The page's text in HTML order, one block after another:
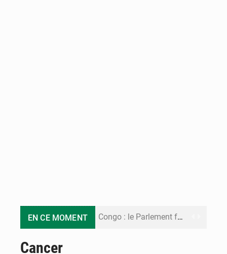
EN CE MOMENT Congo : le Parlement formule 28 recommandations sur le Cadre budgétaire 2027-2029
Cancer